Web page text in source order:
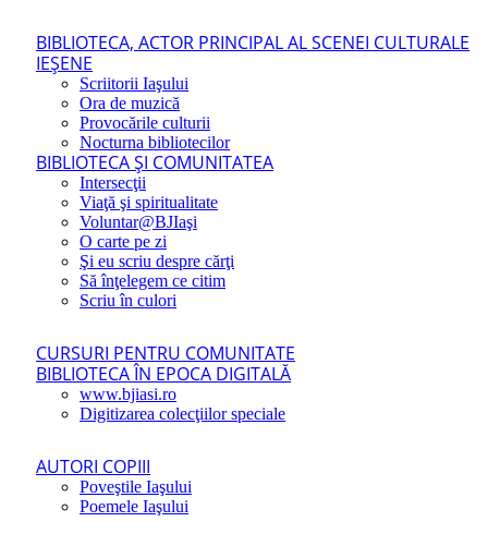
BIBLIOTECA, ACTOR PRINCIPAL AL SCENEI CULTURALE
IEŞENE
Scriitorii Iaşului
Ora de muzică
Provocările culturii
Nocturna bibliotecilor
BIBLIOTECA ŞI COMUNITATEA
Intersecţii
Viaţă şi spiritualitate
Voluntar@BJIaşi
O carte pe zi
Şi eu scriu despre cărţi
Să înţelegem ce citim
Scriu în culori
CURSURI PENTRU COMUNITATE
BIBLIOTECA ÎN EPOCA DIGITALĂ
www.bjiasi.ro
Digitizarea colecţiilor speciale
AUTORI COPIII
Poveştile Iaşului
Poemele Iaşului